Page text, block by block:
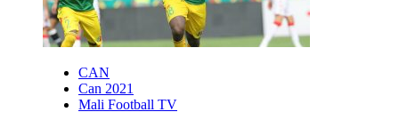
CAN
Can 2021
Mali Football TV